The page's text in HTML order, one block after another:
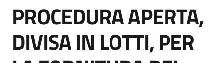
strumenti
di
Salta al contenuto
PROCEDURA APERTA,
DIVISA IN LOTTI, PER